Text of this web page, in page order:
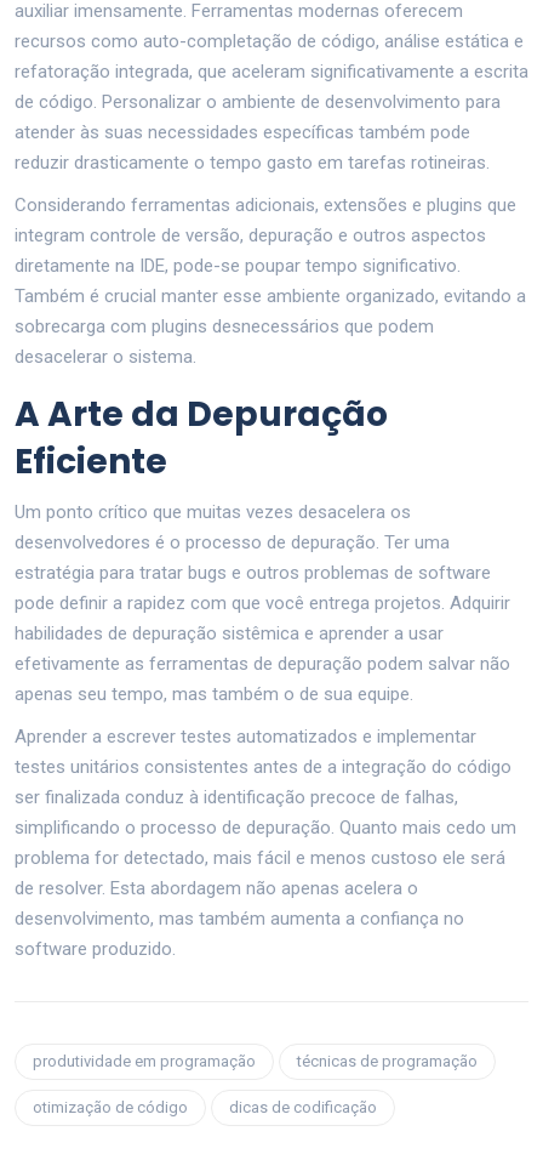
auxiliar imensamente. Ferramentas modernas oferecem
recursos como auto-completação de código, análise estática e
refatoração integrada, que aceleram significativamente a escrita
de código. Personalizar o ambiente de desenvolvimento para
atender às suas necessidades específicas também pode
reduzir drasticamente o tempo gasto em tarefas rotineiras.
Considerando ferramentas adicionais, extensões e plugins que
integram controle de versão, depuração e outros aspectos
diretamente na IDE, pode-se poupar tempo significativo.
Também é crucial manter esse ambiente organizado, evitando a
sobrecarga com plugins desnecessários que podem
desacelerar o sistema.
A Arte da Depuração
Eficiente
Um ponto crítico que muitas vezes desacelera os
desenvolvedores é o processo de depuração. Ter uma
estratégia para tratar bugs e outros problemas de software
pode definir a rapidez com que você entrega projetos. Adquirir
habilidades de depuração sistêmica e aprender a usar
efetivamente as ferramentas de depuração podem salvar não
apenas seu tempo, mas também o de sua equipe.
Aprender a escrever testes automatizados e implementar
testes unitários consistentes antes de a integração do código
ser finalizada conduz à identificação precoce de falhas,
simplificando o processo de depuração. Quanto mais cedo um
problema for detectado, mais fácil e menos custoso ele será
de resolver. Esta abordagem não apenas acelera o
desenvolvimento, mas também aumenta a confiança no
software produzido.
produtividade em programação técnicas de programação
otimização de código dicas de codificação